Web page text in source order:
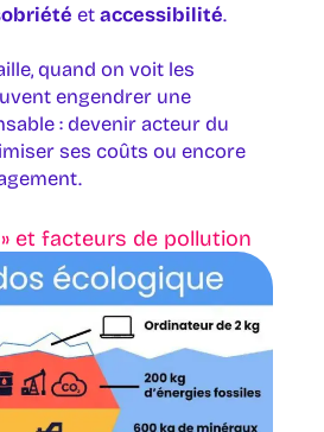
et accessibilité.
quand on voit les
engendrer une
: devenir acteur du
ses coûts ou encore
et facteurs de pollution